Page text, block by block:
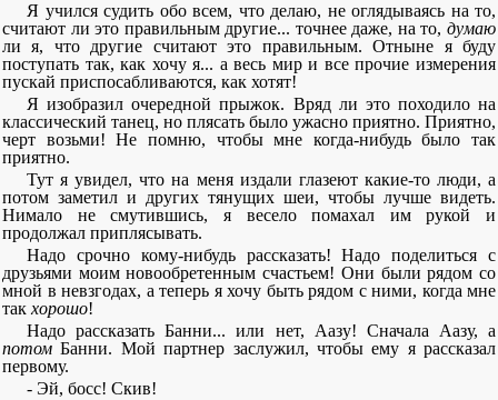
Я учился судить обо всем, что делаю, не оглядываясь на то,
считают ли это правильным другие... точнее даже, на то, думаю
ли я, что другие считают это правильным. Отныне я буду
поступать так, как хочу я... а весь мир и все прочие измерения
пускай приспосабливаются, как хотят!
Я изобразил очередной прыжок. Вряд ли это походило на
классический танец, но плясать было ужасно приятно. Приятно,
черт возьми! Не помню, чтобы мне когда-нибудь было так
приятно.
Тут я увидел, что на меня издали глазеют какие-то люди, а
потом заметил и других тянущих шеи, чтобы лучше видеть.
Нимало не смутившись, я весело помахал им рукой и
продолжал приплясывать.
Надо срочно кому-нибудь рассказать! Надо поделиться с
друзьями моим новообретенным счастьем! Они были рядом со
мной в невзгодах, а теперь я хочу быть рядом с ними, когда мне
так хорошо!
Надо рассказать Банни... или нет, Аазу! Сначала Аазу, а
потом Банни. Мой партнер заслужил, чтобы ему я рассказал
первому.
- Эй, босс! Скив!